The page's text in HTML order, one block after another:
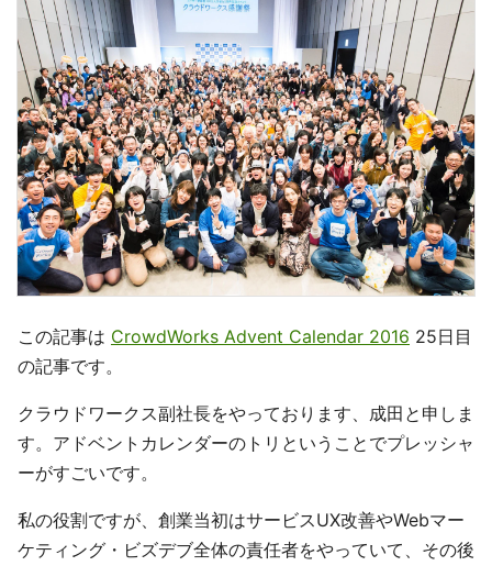
この記事は CrowdWorks Advent Calendar 2016 25日目
の記事です。
クラウドワークス副社長をやっております、成田と申しま
す。アドベントカレンダーのトリということでプレッシャ
ーがすごいです。
私の役割ですが、創業当初はサービスUX改善やWebマー
ケティング・ビズデブ全体の責任者をやっていて、その後